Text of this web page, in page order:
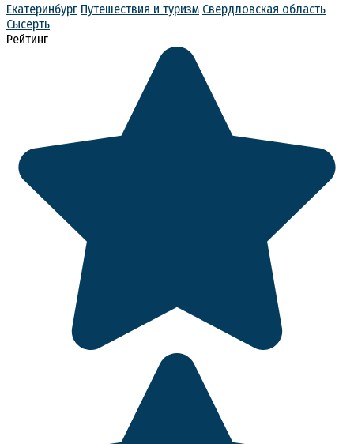
Екатеринбург Путешествия и туризм Свердловская область
Сысерть
Рейтинг